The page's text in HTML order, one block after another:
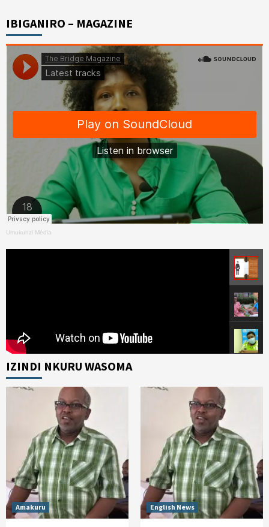
IBIGANIRO – MAGAZINE
Umukunzi Média
IZINDI NKURU WASOMA
Amakuru English News